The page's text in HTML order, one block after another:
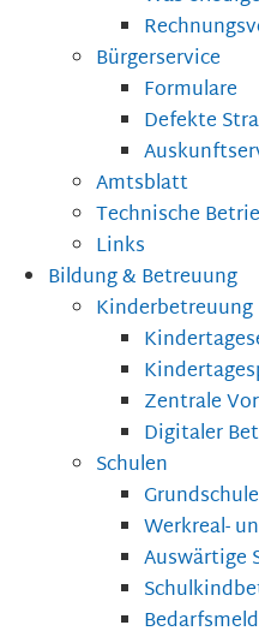
Bürgerservice
Formulare
Defekte
Amtsblatt
Technische
Links
Bildung & Betreuung
Kinderbetreuung
Zentrale
Digitaler
Schulen
Werkreal-
Auswärtige